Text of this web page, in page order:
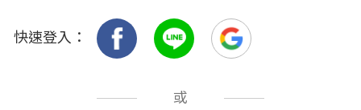
快速登入：
或